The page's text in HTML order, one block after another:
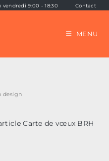
9:00 - 18:30 Contact
MENU
design